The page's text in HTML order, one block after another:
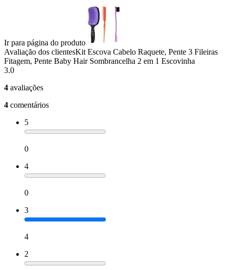
Ir para página do produto
Avaliação dos clientesKit Escova Cabelo Raquete, Pente 3 Fileiras
Fitagem, Pente Baby Hair Sombrancelha 2 em 1 Escovinha
3.0
4 avaliações
4 comentários
5
0
4
0
3
4
2